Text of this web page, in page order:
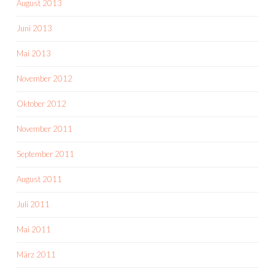
August 2013
Juni 2013
Mai 2013
November 2012
Oktober 2012
November 2011
September 2011
August 2011
Juli 2011
Mai 2011
März 2011